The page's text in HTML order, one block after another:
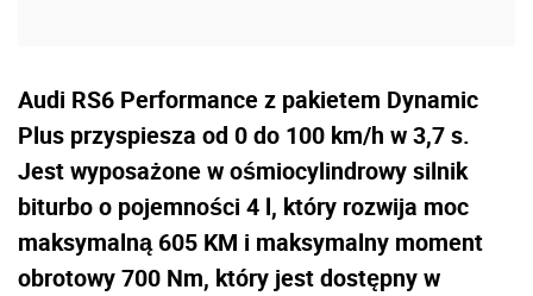
Audi RS6 Performance z pakietem Dynamic
Plus przyspiesza od 0 do 100 km/h w 3,7 s.
Jest wyposażone w ośmiocylindrowy silnik
biturbo o pojemności 4 l, który rozwija moc
maksymalną 605 KM i maksymalny moment
obrotowy 700 Nm, który jest dostępny w